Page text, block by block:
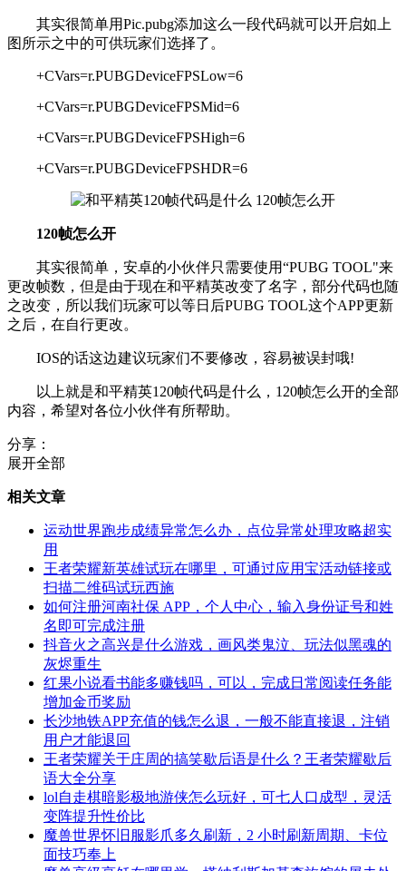
其实很简单用Pic.pubg添加这么一段代码就可以开启如上
图所示之中的可供玩家们选择了。
+CVars=r.PUBGDeviceFPSLow=6
+CVars=r.PUBGDeviceFPSMid=6
+CVars=r.PUBGDeviceFPSHigh=6
+CVars=r.PUBGDeviceFPSHDR=6
120帧怎么开
其实很简单，安卓的小伙伴只需要使用“PUBG TOOL"来
更改帧数，但是由于现在和平精英改变了名字，部分代码也随
之改变，所以我们玩家可以等日后PUBG TOOL这个APP更新
之后，在自行更改。
IOS的话这边建议玩家们不要修改，容易被误封哦!
以上就是和平精英120帧代码是什么，120帧怎么开的全部
内容，希望对各位小伙伴有所帮助。
分享：
展开全部
相关文章
运动世界跑步成绩异常怎么办，点位异常处理攻略超实
用
王者荣耀新英雄试玩在哪里，可通过应用宝活动链接或
扫描二维码试玩西施
如何注册河南社保 APP，个人中心，输入身份证号和姓
名即可完成注册
抖音火之高兴是什么游戏，画风类鬼泣、玩法似黑魂的
灰烬重生
红果小说看书能多赚钱吗，可以，完成日常阅读任务能
增加金币奖励
长沙地铁APP充值的钱怎么退，一般不能直接退，注销
用户才能退回
王者荣耀关于庄周的搞笑歇后语是什么？王者荣耀歇后
语大全分享
lol自走棋暗影极地游侠怎么玩好，可七人口成型，灵活
变阵提升性价比
魔兽世界怀旧服影爪多久刷新，2 小时刷新周期、卡位
面技巧奉上